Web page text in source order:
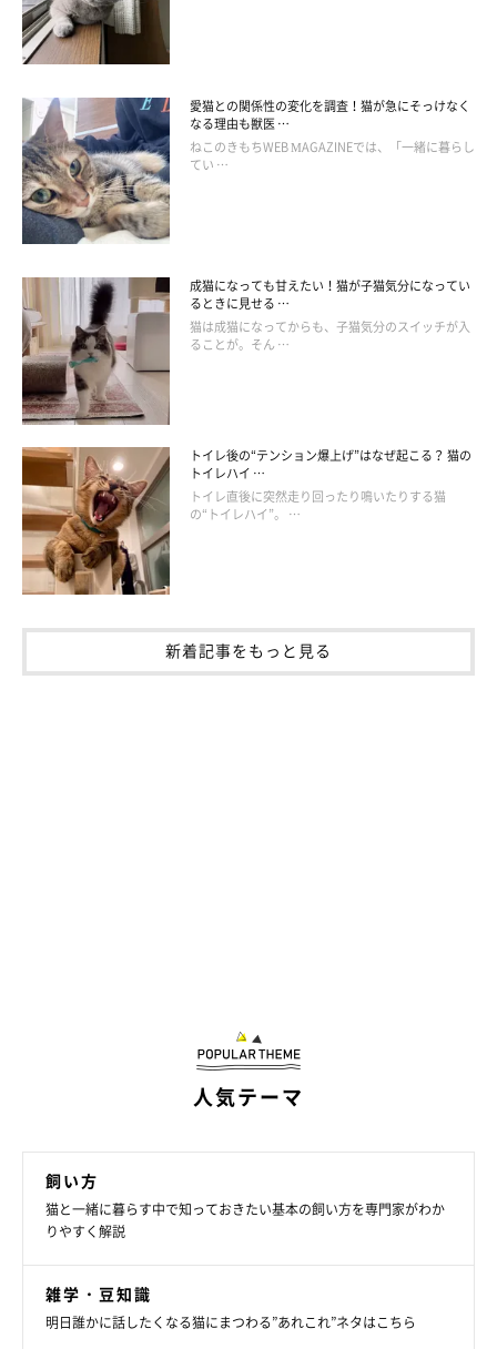
愛猫との関係性の変化を調査！猫が急にそっけなく
なる理由も獣医 …
ねこのきもちWEB MAGAZINEでは、「一緒に暮らし
てい …
成猫になっても甘えたい！猫が子猫気分になってい
るときに見せる …
猫は成猫になってからも、子猫気分のスイッチが入
ることが。そん …
トイレ後の“テンション爆上げ”はなぜ起こる？ 猫の
トイレハイ …
トイレ直後に突然走り回ったり鳴いたりする猫
の“トイレハイ”。 …
新着記事をもっと見る
人気テーマ
飼い方
猫と一緒に暮らす中で知っておきたい基本の飼い方を専門家がわか
りやすく解説
雑学・豆知識
明日誰かに話したくなる猫にまつわる”あれこれ”ネタはこちら